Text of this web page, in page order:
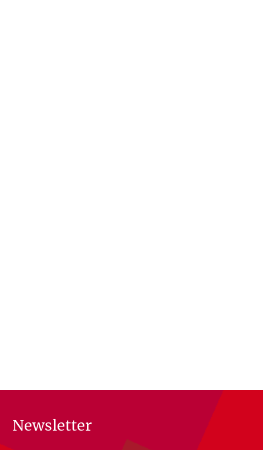
Newsletter